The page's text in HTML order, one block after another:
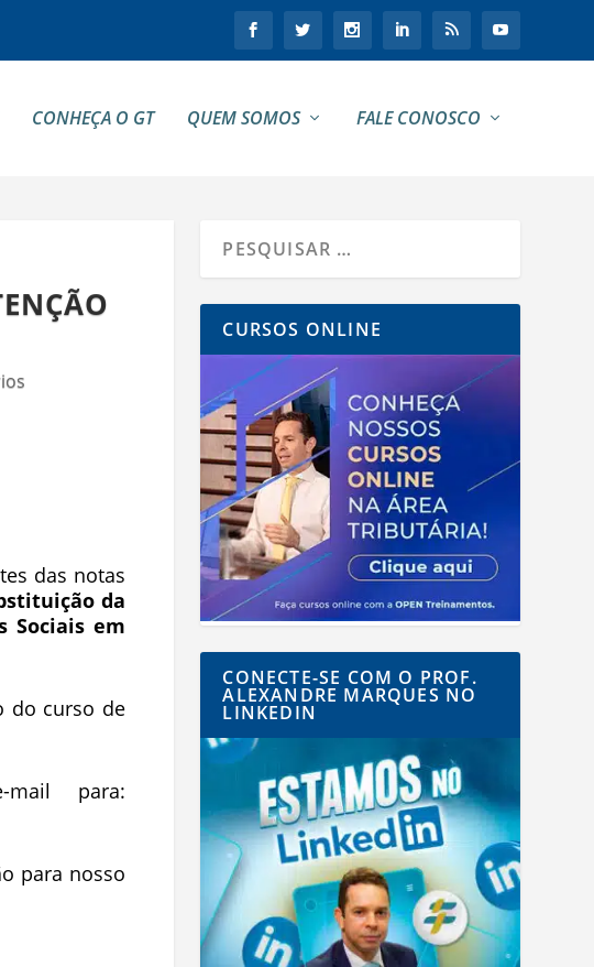
CONHEÇA O GT QUEM SOMOS FALE CONOSCO
das notas
da
Sociais em
do curso de
para:
para nosso
CURSOS ONLINE
CONECTE-SE COM O PROF.
ALEXANDRE MARQUES NO
LINKEDIN